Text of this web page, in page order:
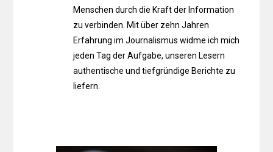
Menschen durch die Kraft der Information
zu verbinden. Mit über zehn Jahren
Erfahrung im Journalismus widme ich mich
jeden Tag der Aufgabe, unseren Lesern
authentische und tiefgründige Berichte zu
liefern.